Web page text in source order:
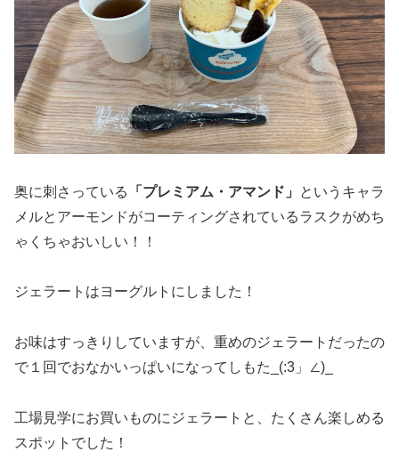
奥に刺さっている 「プレミアム・アマンド」
というキャラ
メルとアーモンドがコーティングされているラスクがめち
ゃくちゃおいしい！！
ジェラートはヨーグルトにしました！
お味はすっきりしていますが、重めのジェラートだったの
で１回でおなかいっぱいになってしもた_(:3」∠)_
工場見学にお買いものにジェラートと、たくさん楽しめる
スポットでした！